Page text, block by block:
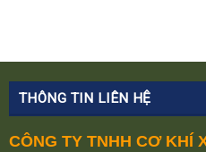
THÔNG TIN LIÊN HỆ
CÔNG TY TNHH CƠ KHÍ